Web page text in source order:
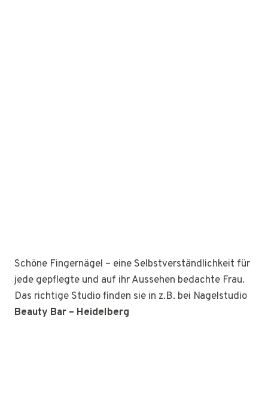
Schöne Fingernägel – eine Selbstverständlichkeit für
jede gepflegte und auf ihr Aussehen bedachte Frau.
Das richtige Studio finden sie in z.B. bei Nagelstudio
Beauty Bar – Heidelberg